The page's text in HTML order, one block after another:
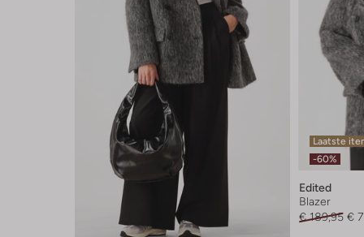
Laatste
-60%
Edited
Blazer
€ 189,95 €